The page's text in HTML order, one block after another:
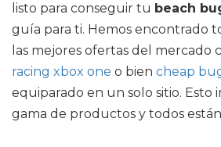
listo para conseguir tu beach
guía para ti. Hemos encontrado
las mejores ofertas del mercado
racing xbox one o bien cheap
equiparado en un solo sitio. Esto
gama de productos y todos